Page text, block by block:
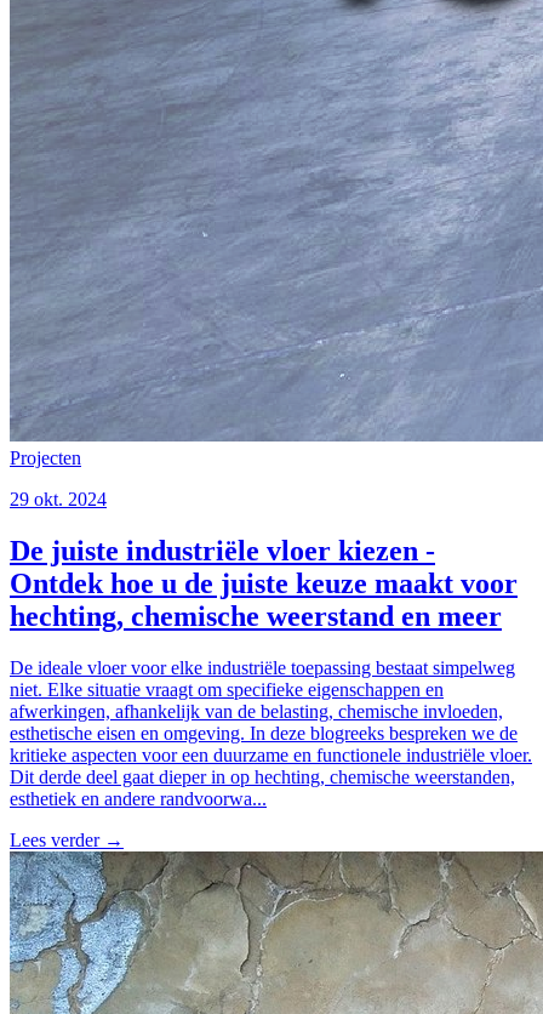
Projecten
29 okt. 2024
De juiste industriële vloer kiezen -
Ontdek hoe u de juiste keuze maakt voor
hechting, chemische weerstand en meer
De ideale vloer voor elke industriële toepassing bestaat simpelweg
niet. Elke situatie vraagt om specifieke eigenschappen en
afwerkingen, afhankelijk van de belasting, chemische invloeden,
esthetische eisen en omgeving. In deze blogreeks bespreken we de
kritieke aspecten voor een duurzame en functionele industriële vloer.
Dit derde deel gaat dieper in op hechting, chemische weerstanden,
esthetiek en andere randvoorwa...
Lees verder →